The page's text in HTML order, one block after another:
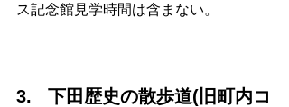
ス記念館見学時間は含まない。
3.   下田歴史の散歩道(旧町内コ